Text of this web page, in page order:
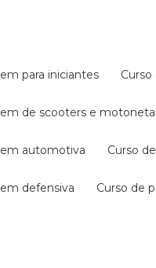
para iniciantes
de scooters e
automotiva curso
defensiva curso de